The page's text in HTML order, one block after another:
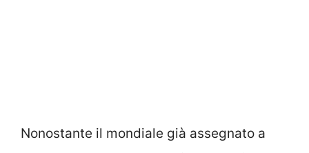
Nonostante il mondiale già assegnato a